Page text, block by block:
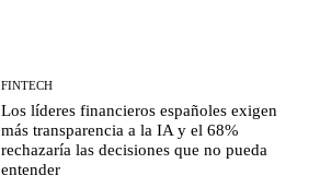
FINTECH
Los líderes financieros españoles exigen
más transparencia a la IA y el 68%
rechazaría las decisiones que no pueda
entender